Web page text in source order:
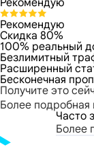
Рекомендую
Рекомендую
Скидка 80%
100% реальный
Безлимитный
Расширенный
Бесконечная
Получите это
Более
Часто
Более